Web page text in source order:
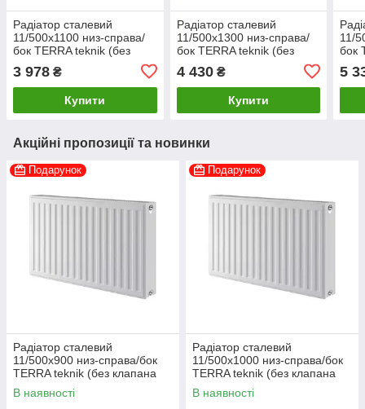
Радіатор сталевий
11/500х1100 низ-справа/
бок TERRA teknik (без
3 978 ₴
Купити
Радіатор сталевий
11/500х1300 низ-справа/
бок TERRA teknik (без
4 430₴
Купити
11/
бок
5
Акційні пропозиції та новинки
Подарунок
Радіатор сталевий
11/500х900 низ-справа/бок
TERRA teknik (без клапана
INNER)
В наявності
Подарунок
Радіатор сталевий
11/500х1000 низ-справа/бок
TERRA teknik (без клапана
INNER)
В наявності